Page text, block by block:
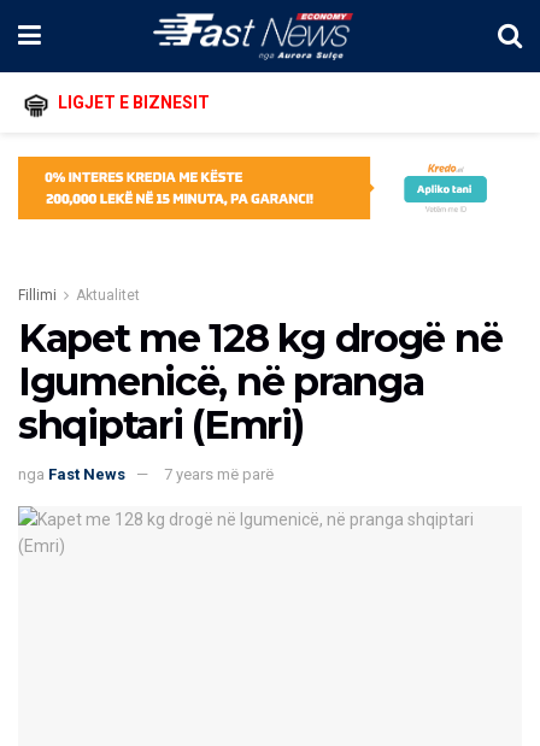
LIGJET E BIZNESIT
Fillimi Aktualitet
Kapet me 128 kg drogë në
Igumenicë, në pranga
shqiptari (Emri)
nga Fast News 7 years më parë